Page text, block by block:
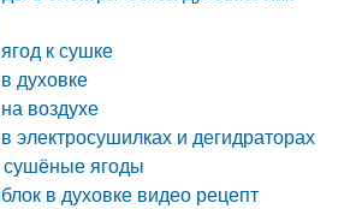
к сушке
духовке
воздухе
электросушилках и дегидраторах
сушёные ягоды
в духовке видео рецепт